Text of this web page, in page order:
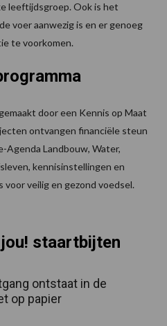
leeftijdsgroep. Ook is het
voer aanwezig is en er genoeg
te voorkomen.
door een Kennis op Maat
ontvangen financiële steun
Agenda Landbouw, Water,
kennisinstellingen en
voor veilig en gezond voedsel.
staartbijten
ontstaat in de
op papier